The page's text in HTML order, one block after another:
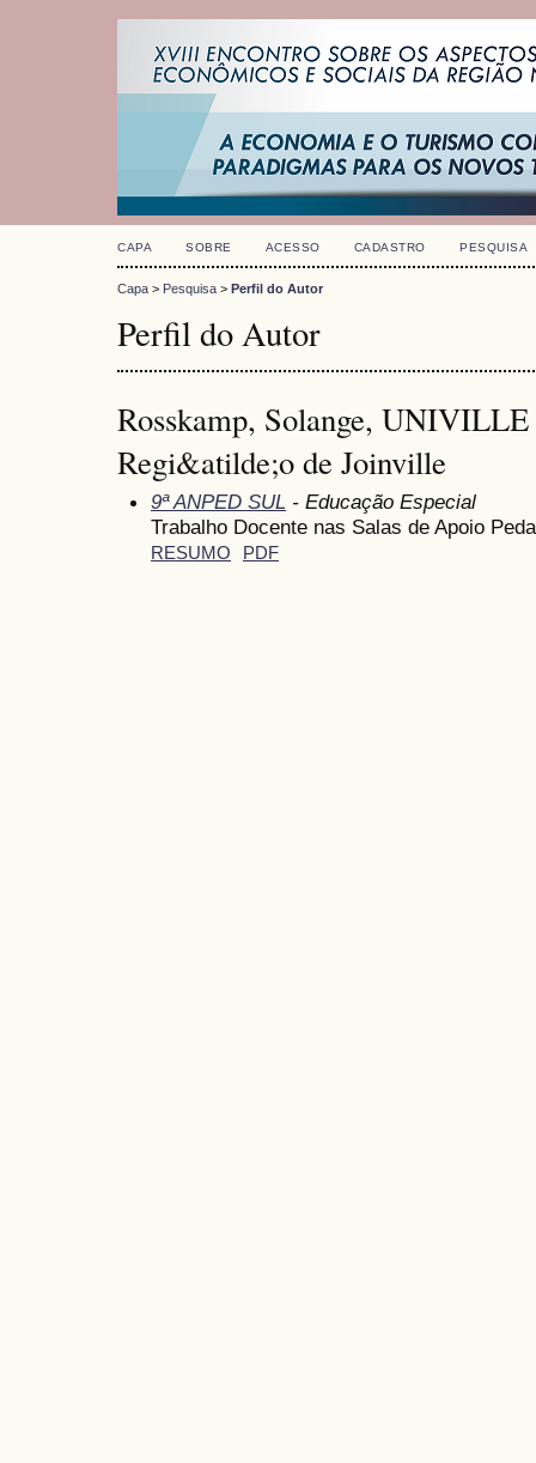
CAPA SOBRE ACESSO CADASTRO PESQUISA
Capa > Pesquisa > Perfil do Autor
Perfil do Autor
Rosskamp, Solange,
Regi&atilde;o de Joinville
9ª ANPED SUL - Educação Especial
Trabalho Docente nas Salas de Apoio
RESUMO PDF